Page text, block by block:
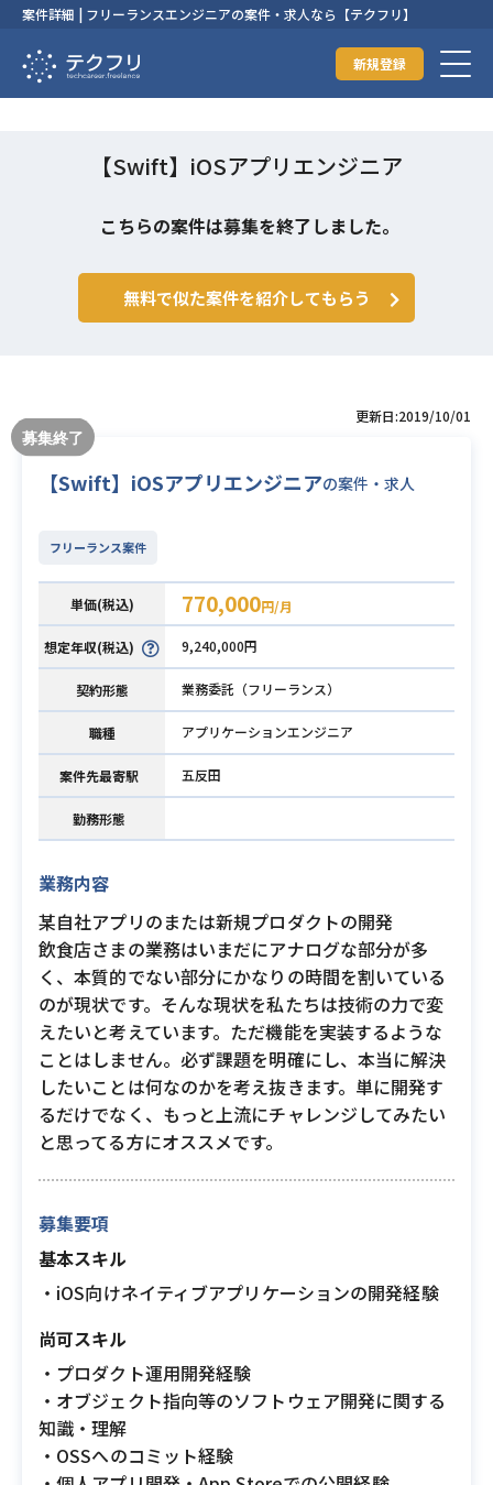
案件詳細 | フリーランスエンジニアの案件・求人なら【テクフリ】
新規登録
【Swift】iOSアプリエンジニア
こちらの案件は募集を終了しました。
無料で似た案件を紹介してもらう
更新日:2019/10/01
【Swift】iOSアプリエンジニアの案件・求人
フリーランス案件
単価(税込) 770,000円/月
想定年収(税込) 9,240,000円
契約形態 業務委託（フリーランス）
職種 アプリケーションエンジニア
案件先最寄駅 五反田
勤務形態
業務内容
某自社アプリのまたは新規プロダクトの開発
飲食店さまの業務はいまだにアナログな部分が多
く、本質的でない部分にかなりの時間を割いている
のが現状です。そんな現状を私たちは技術の力で変
えたいと考えています。ただ機能を実装するような
ことはしません。必ず課題を明確にし、本当に解決
したいことは何なのかを考え抜きます。単に開発す
るだけでなく、もっと上流にチャレンジしてみたい
と思ってる方にオススメです。
募集要項
基本スキル
・iOS向けネイティブアプリケーションの開発経験
尚可スキル
・プロダクト運用開発経験
・オブジェクト指向等のソフトウェア開発に関する
知識・理解
・OSSへのコミット経験